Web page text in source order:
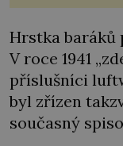
Hrstka baráků
V roce 1941
příslušníci
byl zřízen
současný